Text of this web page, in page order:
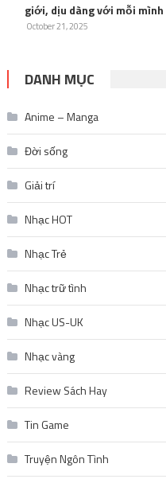
giới, dịu dàng với mỗi mình
October 21, 2025
DANH MỤC
Anime – Manga
Đời sống
Giải trí
Nhạc HOT
Nhạc Trẻ
Nhạc trữ tình
Nhạc US-UK
Nhạc vàng
Review Sách Hay
Tin Game
Truyện Ngôn Tình